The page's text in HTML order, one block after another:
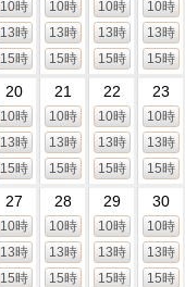
10時
13時
15時
10時
13時
15時
10時
13時
15時
10時
13時
15時
20
10時
13時
15時
21
10時
13時
15時
22
10時
13時
15時
23
10時
13時
15時
27
10時
13時
15時
28
10時
13時
15時
29
10時
13時
15時
30
10時
13時
15時